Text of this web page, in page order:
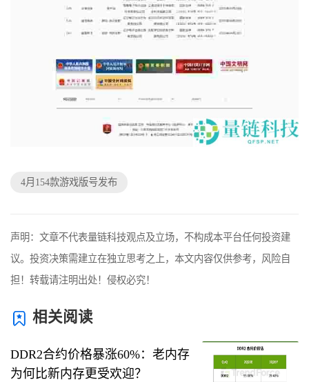
4月154款游戏版号发布
声明：文章不代表量链科技观点及立场，不构成本平台任何投资建
议。投资决策需建立在独立思考之上，本文内容仅供参考，风险自
担！转载请注明出处！侵权必究！
相关阅读
DDR2合约价格暴涨60%：老内存
为何比新内存更受欢迎？